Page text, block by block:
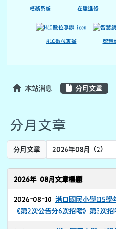
校務系統 在職進修
HLC數位專辦 智慧
本站消息 分月文章
分月文章
分月文章
Preference
2026年 08月文章標題
2026-08-10 港口國民小學115學
《第2次公告分6次招考》第3次招